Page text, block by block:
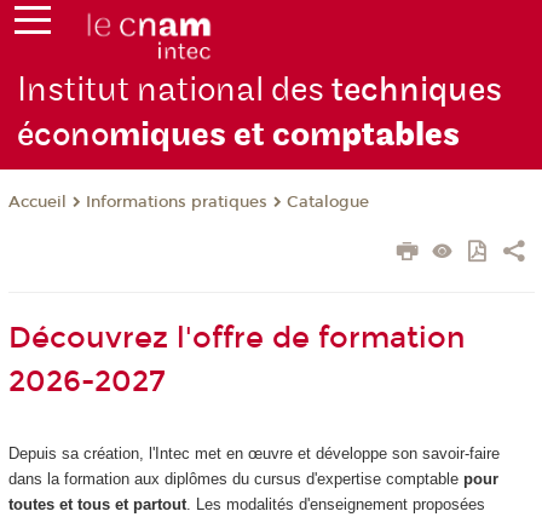
Institut national destechniques
économiques et comptables
Accueil Informations pratiques Catalogue
Découvrez l'offre de formation
2026-2027
Depuis sa création, l'Intec met en œuvre et développe son savoir-faire
dans la formation aux diplômes du cursus d'expertise comptable pour
toutes et tous et partout. Les modalités d'enseignement proposées